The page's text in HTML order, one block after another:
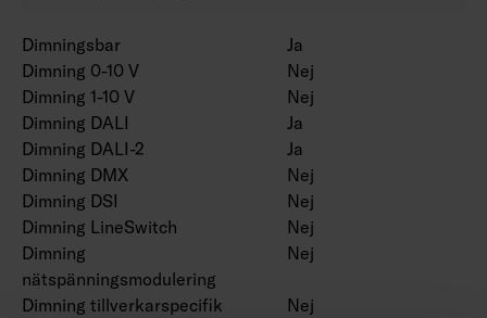
Dimningsbar
Ja
Dimning 0-10 V
Nej
Dimning 1-10 V
Nej
Dimning DALI
Ja
Dimning DALI-2
Ja
Dimning DMX
Nej
Dimning DSI
Nej
Dimning LineSwitch
Nej
Dimning
nätspänningsmodulering
Nej
Dimning tillverkarspecifik
Nej